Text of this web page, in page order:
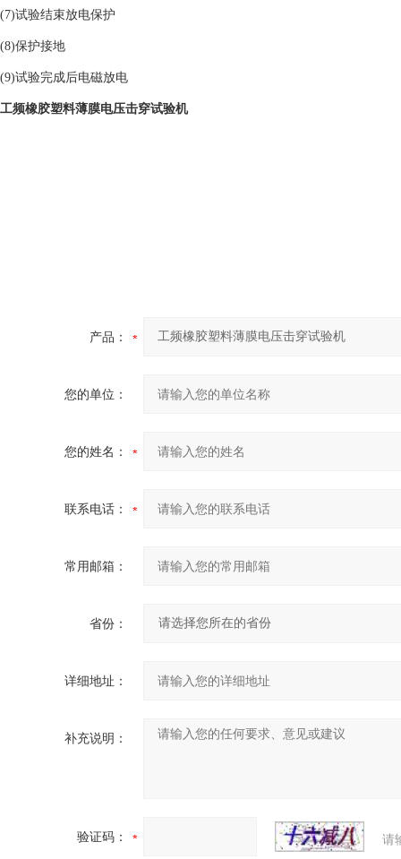
(7)试验结束放电保护
(8)保护接地
(9)试验完成后电磁放电
工频橡胶塑料薄膜电压击穿试验机
产品：
您的单位：
您的姓名：
联系电话：
常用邮箱：
省份：
详细地址：
补充说明：
验证码： 请